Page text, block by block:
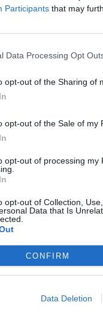
Participants that may
Data Processing Opt
opt-out of the Sharing of
opt-out of the Sale of my
opt-out of processing my
opt-out of Collection,
Data that Is
CONFIRM
Data Deletion
SOCIETA' A
LIMITATA
PUGLIESI - SOCIETA' A
LIMITATA
FRUTTA SECCA
SOCIETA' A
LIMITATA
LIMITATA